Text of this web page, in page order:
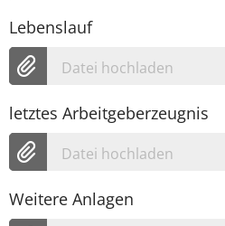
Lebenslauf
Datei hochladen
letztes Arbeitgeberzeugnis
Datei hochladen
Weitere Anlagen